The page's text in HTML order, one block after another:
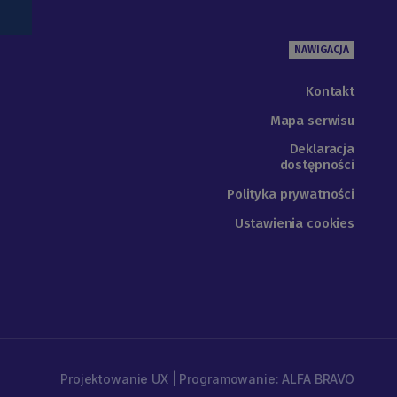
NAWIGACJA
Kontakt
Mapa serwisu
Deklaracja
dostępności
Polityka prywatności
Ustawienia cookies
Projektowanie UX | Programowanie: ALFA BRAVO